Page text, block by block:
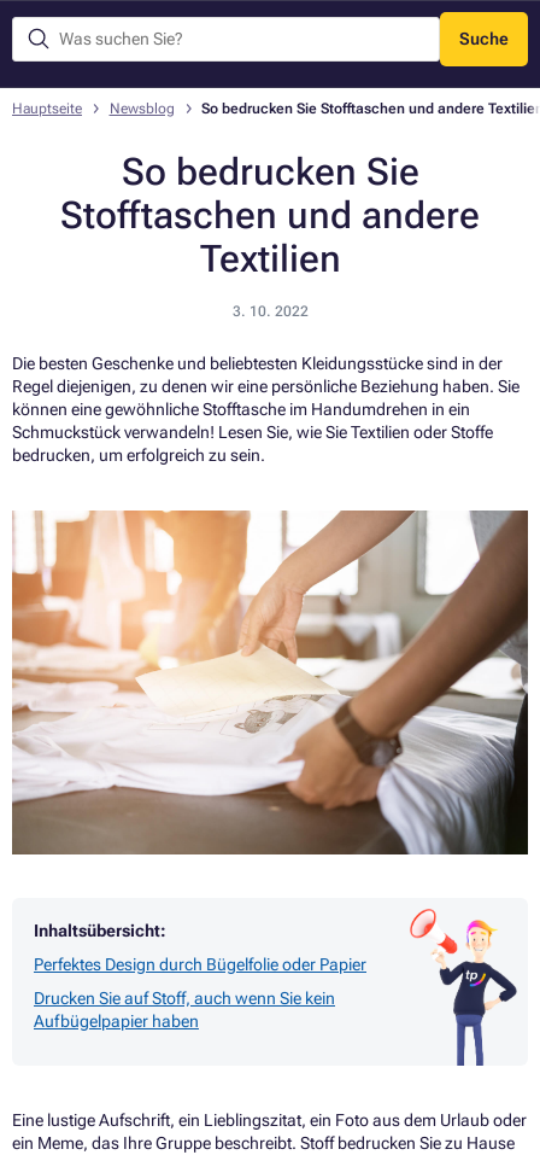
Suche
Menü
Hauptseite Newsblog So bedrucken Sie Stofftaschen und andere
So bedrucken Sie
Stofftaschen und andere
Textilien
3. 10. 2022
Die besten Geschenke und beliebtesten Kleidungsstücke sind in der
Regel diejenigen, zu denen wir eine persönliche Beziehung haben. Sie
können eine gewöhnliche Stofftasche im Handumdrehen in ein
Schmuckstück verwandeln! Lesen Sie, wie Sie Textilien oder Stoffe
bedrucken, um erfolgreich zu sein.
Inhaltsübersicht:
Perfektes Design durch Bügelfolie oder Papier
Drucken Sie auf Stoff, auch wenn Sie kein
Aufbügelpapier haben
Eine lustige Aufschrift, ein Lieblingszitat, ein Foto aus dem Urlaub oder
ein Meme, das Ihre Gruppe beschreibt. Stoff bedrucken Sie zu Hause